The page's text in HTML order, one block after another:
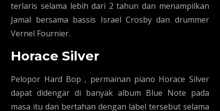
terlaris selama lebih dari 2 tahun dan menampilkan
Jamal bersama bassis Israel Crosby dan drummer
Vernel Fournier.
Horace Silver
Pelopor Hard Bop , permainan piano Horace Silver
dapat didengar di banyak album Blue Note pada
masa itu dan bertahan dengan label tersebut selama